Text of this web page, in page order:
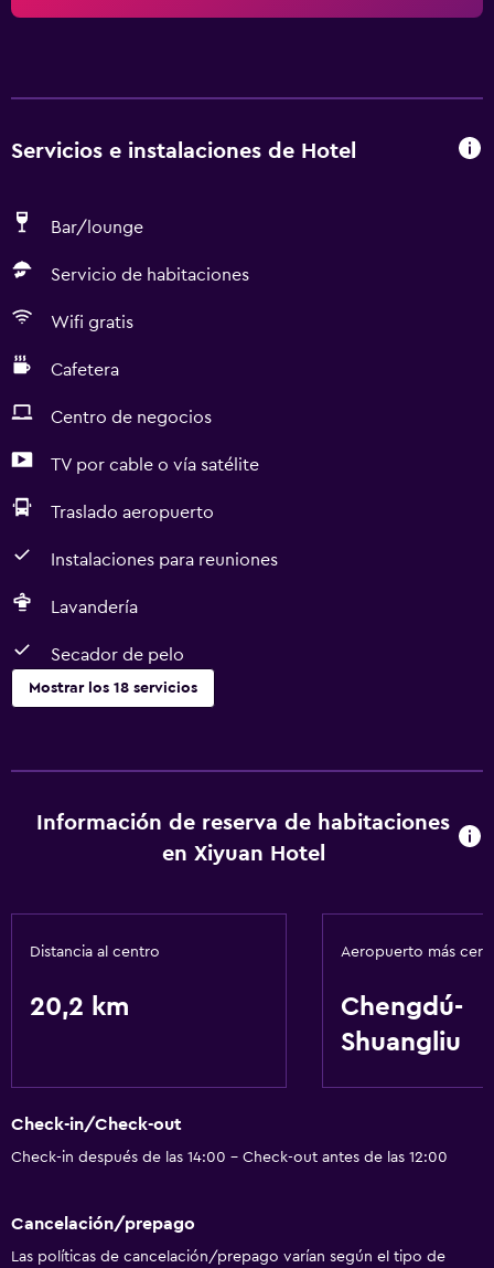
Servicios e instalaciones de Hotel
Bar/lounge
Servicio de habitaciones
Wifi gratis
Cafetera
Centro de negocios
TV por cable o vía satélite
Traslado aeropuerto
Instalaciones para reuniones
Lavandería
Secador de pelo
Mostrar los 18 servicios
Servicio de habitaciones
Centro de negocios
Recepción 24 horas
Bar/lounge
Información de reserva de habitaciones
en Xiyuan Hotel
Distancia al centro
20,2 km
Aeropuerto más
Chengdú-
Shuangliu
Check-in/Check-out
Check-in después de las 14:00 - Check-out antes de las 12:00
Cancelación/prepago
Las políticas de cancelación/prepago varían según el tipo de